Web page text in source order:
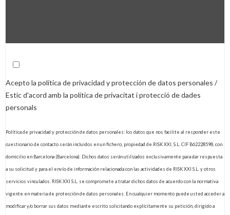
Acepto la política de privacidad y protección de datos personales /
Estic d'acord amb la política de privacitat i protecció de dades
personals
Política de privacidad y protección de datos personales: los datos que nos facilite al responder este
cuestionario de contacto serán incluidos en un fichero, propiedad de RISK XXI, S.L. CIF B62228598, con
domicilio en Barcelona (Barcelona). Dichos datos serán utilizados exclusivamente para dar respuesta
a su solicitud y para el envío de información relacionada con las actividades de RISK XXI S.L. y otros
servicios vinculados. RISK XXI S.L. se compromete a tratar dichos datos de acuerdo con la normativa
vigente en materia de protección de datos personales. En cualquier momento puede usted acceder a
modificar y/o borrar sus datos mediante escrito solicitando explícitamente su petición, dirigido a